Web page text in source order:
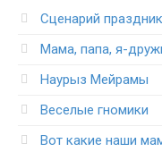
Сценарий
Мама, папа, я-
Наурыз Мейрамы
Веселые гномики
Вот какие наши